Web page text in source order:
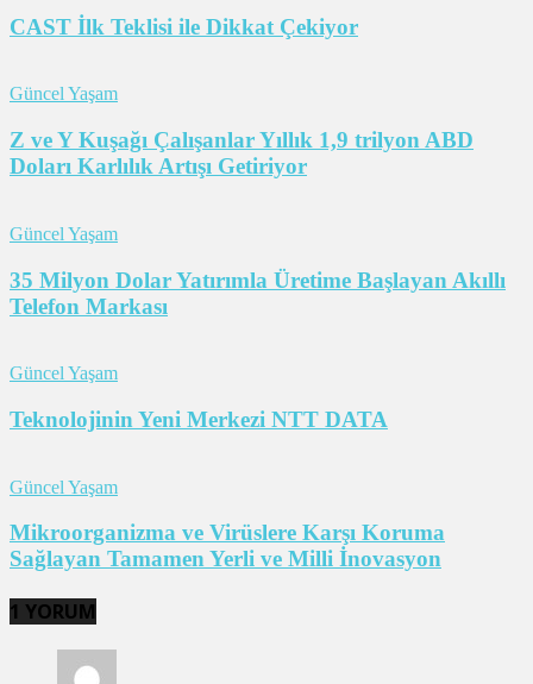
CAST İlk Teklisi ile Dikkat Çekiyor
Güncel Yaşam
Z ve Y Kuşağı Çalışanlar Yıllık 1,9 trilyon ABD
Doları Karlılık Artışı Getiriyor
Güncel Yaşam
35 Milyon Dolar Yatırımla Üretime Başlayan Akıllı
Telefon Markası
Güncel Yaşam
Teknolojinin Yeni Merkezi NTT DATA
Güncel Yaşam
Mikroorganizma ve Virüslere Karşı Koruma
Sağlayan Tamamen Yerli ve Milli İnovasyon
1 YORUM